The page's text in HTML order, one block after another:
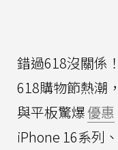
錯過618沒關係
618購物節熱潮
與平板驚爆優惠
iPhone 16系列